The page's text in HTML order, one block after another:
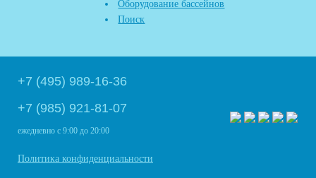
Оборудование бассейнов
Поиск
+7 (495) 989-16-36
+7 (985) 921-81-07
ежедневно с 9:00 до 20:00
Политика конфиденциальности